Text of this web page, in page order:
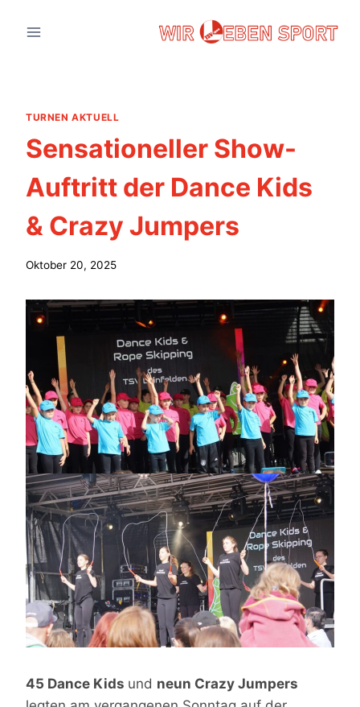
Inhalt
TURNEN AKTUELL
Sensationeller Show-
Auftritt der Dance Kids
& Crazy Jumpers
Oktober 20, 2025
45 Dance Kids und neun Crazy Jumpers